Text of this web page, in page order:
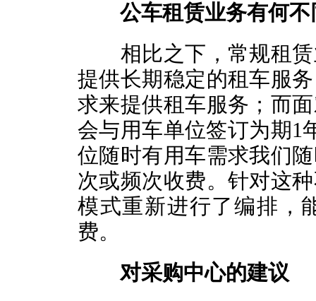
公车租赁业务有何不
相比之下，常规租赁
提供长期稳定的租车服
求来提供租车服务；而
会与用车单位签订为期1
位随时有用车需求我们
次或频次收费。针对这
模式重新进行了编排，
费。
对采购中心的建议